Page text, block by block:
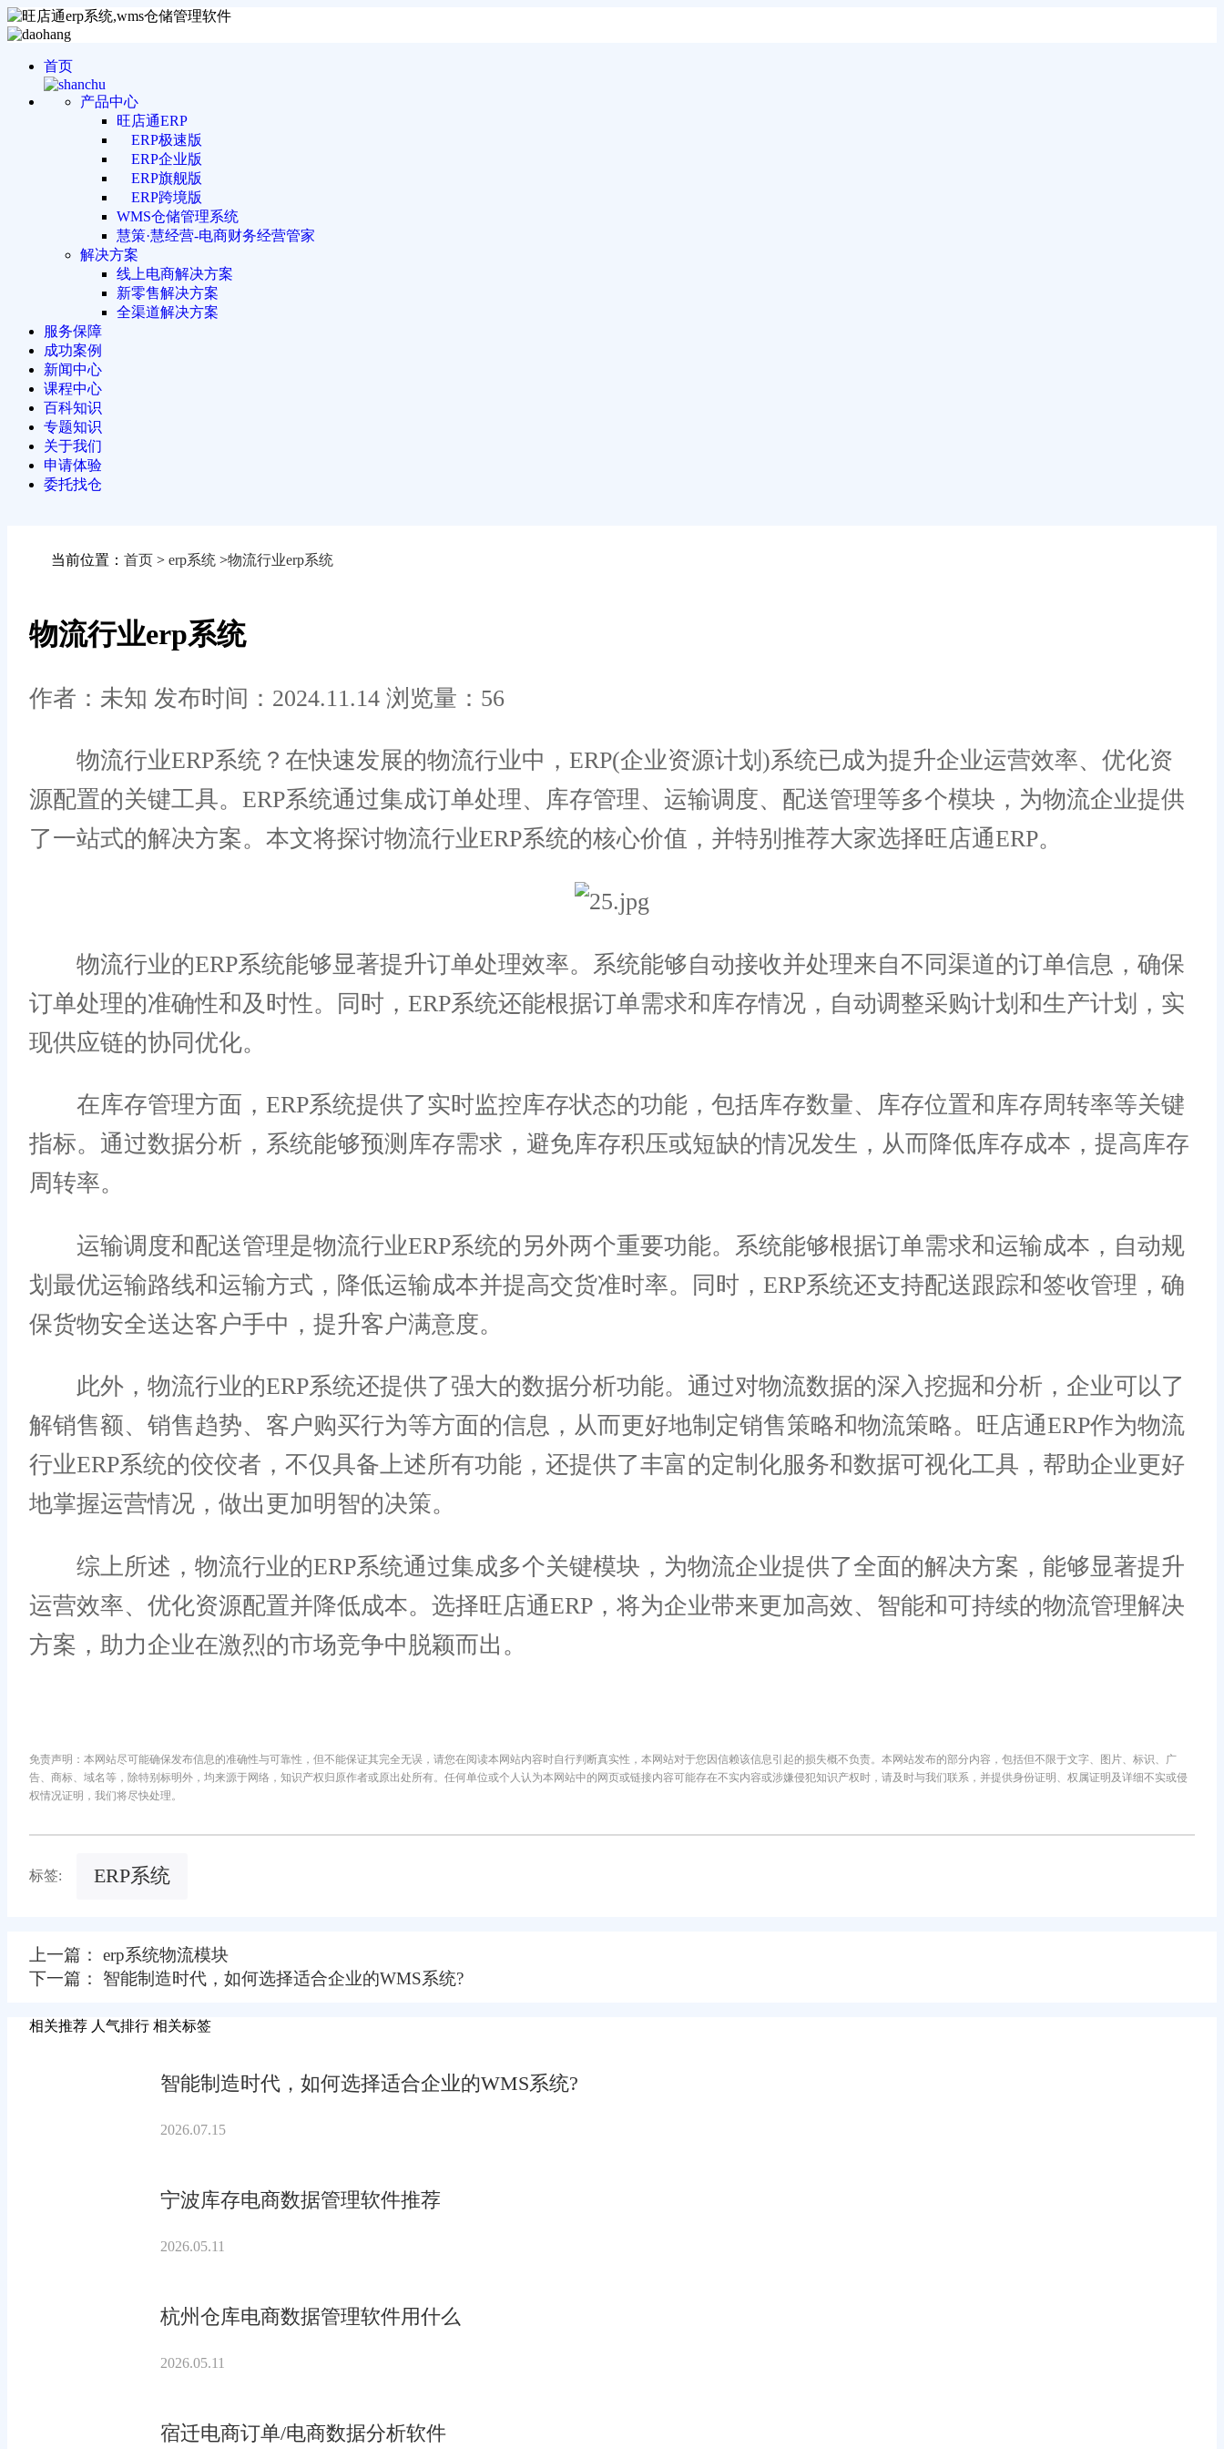
首页
产品中心
旺店通ERP
ERP极速版
ERP企业版
ERP旗舰版
ERP跨境版
WMS仓储管理系统
慧策·慧经营-电商财务经营管家
解决方案
线上电商解决方案
新零售解决方案
全渠道解决方案
服务保障
成功案例
新闻中心
课程中心
百科知识
专题知识
关于我们
申请体验
委托找仓
当前位置： 首页 > erp系统 >物流行业erp系统
物流行业erp系统
作者：未知 发布时间：2024.11.14 浏览量：56
物流行业ERP系统？在快速发展的物流行业中，ERP(企业资源计划)系统已成为提升企业运营效率、优化资
源配置的关键工具。ERP系统通过集成订单处理、库存管理、运输调度、配送管理等多个模块，为物流企业提供
了一站式的解决方案。本文将探讨物流行业ERP系统的核心价值，并特别推荐大家选择旺店通ERP。
物流行业的ERP系统能够显著提升订单处理效率。系统能够自动接收并处理来自不同渠道的订单信息，确保
订单处理的准确性和及时性。同时，ERP系统还能根据订单需求和库存情况，自动调整采购计划和生产计划，实
现供应链的协同优化。
在库存管理方面，ERP系统提供了实时监控库存状态的功能，包括库存数量、库存位置和库存周转率等关键
指标。通过数据分析，系统能够预测库存需求，避免库存积压或短缺的情况发生，从而降低库存成本，提高库存
周转率。
运输调度和配送管理是物流行业ERP系统的另外两个重要功能。系统能够根据订单需求和运输成本，自动规
划最优运输路线和运输方式，降低运输成本并提高交货准时率。同时，ERP系统还支持配送跟踪和签收管理，确
保货物安全送达客户手中，提升客户满意度。
此外，物流行业的ERP系统还提供了强大的数据分析功能。通过对物流数据的深入挖掘和分析，企业可以了
解销售额、销售趋势、客户购买行为等方面的信息，从而更好地制定销售策略和物流策略。旺店通ERP作为物流
行业ERP系统的佼佼者，不仅具备上述所有功能，还提供了丰富的定制化服务和数据可视化工具，帮助企业更好
地掌握运营情况，做出更加明智的决策。
综上所述，物流行业的ERP系统通过集成多个关键模块，为物流企业提供了全面的解决方案，能够显著提升
运营效率、优化资源配置并降低成本。选择旺店通ERP，将为企业带来更加高效、智能和可持续的物流管理解决
方案，助力企业在激烈的市场竞争中脱颖而出。
免责声明：本网站尽可能确保发布信息的准确性与可靠性，但不能保证其完全无误，请您在阅读本网站内容时自行判断真实性，本网站对于您因信赖该信息引起的损失概不负责。本网站发布的部分内容，包括但不限于文字、图片、标识、广
告、商标、域名等，除特别标明外，均来源于网络，知识产权归原作者或原出处所有。任何单位或个人认为本网站中的网页或链接内容可能存在不实内容或涉嫌侵犯知识产权时，请及时与我们联系，并提供身份证明、权属证明及详细不实或侵
权情况证明，我们将尽快处理。
标签: ERP系统
上一篇： erp系统物流模块
下一篇： 智能制造时代，如何选择适合企业的WMS系统?
相关推荐 人气排行 相关标签
智能制造时代，如何选择适合企业的WMS系统?
2026.07.15
宁波库存电商数据管理软件推荐
2026.05.11
杭州仓库电商数据管理软件用什么
2026.05.11
宿迁电商订单/电商数据分析软件